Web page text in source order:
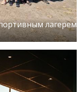
лагерем